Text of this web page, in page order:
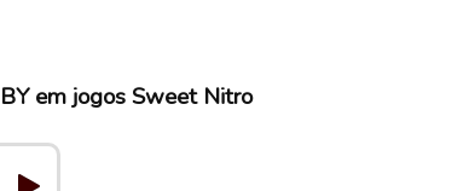
em jogos Sweet Nitro